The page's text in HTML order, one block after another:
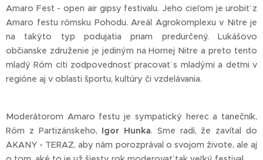
Amaro Fest - open air gipsy festivalu. Jeho cieľom je urobiť z
Amaro festu rómsku Pohodu. Areál Agrokomplexu v Nitre je
na takýto typ podujatia priam predurčený. Lukášovo
občianske združenie je jediným na Hornej Nitre a preto tento
mladý Róm cíti zodpovednosť pracovať s mladými a deťmi v
regióne aj v oblasti športu, kultúry či vzdelávania.
Moderátorom Amaro festu je sympatický herec a tanečník,
Róm z Partizánskeho, Igor Hunka. Sme radi, že zavítal do
AKANY - TERAZ, aby nám porozprával o svojom živote, ale aj